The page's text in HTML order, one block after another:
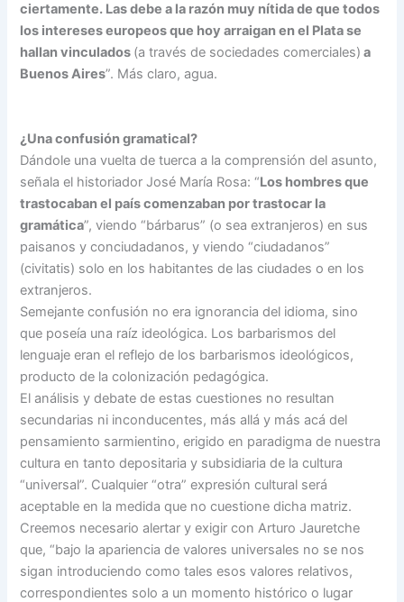
ciertamente. Las debe a la razón muy nítida de que todos
los intereses europeos que hoy arraigan en el Plata se
hallan vinculados (a través de sociedades comerciales) a
Buenos Aires”. Más claro, agua.
¿Una confusión gramatical?
Dándole una vuelta de tuerca a la comprensión del asunto,
señala el historiador José María Rosa: “Los hombres que
trastocaban el país comenzaban por trastocar la
gramática”, viendo “bárbarus” (o sea extranjeros) en sus
paisanos y conciudadanos, y viendo “ciudadanos”
(civitatis) solo en los habitantes de las ciudades o en los
extranjeros.
Semejante confusión no era ignorancia del idioma, sino
que poseía una raíz ideológica. Los barbarismos del
lenguaje eran el reflejo de los barbarismos ideológicos,
producto de la colonización pedagógica.
El análisis y debate de estas cuestiones no resultan
secundarias ni inconducentes, más allá y más acá del
pensamiento sarmientino, erigido en paradigma de nuestra
cultura en tanto depositaria y subsidiaria de la cultura
“universal”. Cualquier “otra” expresión cultural será
aceptable en la medida que no cuestione dicha matriz.
Creemos necesario alertar y exigir con Arturo Jauretche
que, “bajo la apariencia de valores universales no se nos
sigan introduciendo como tales esos valores relativos,
correspondientes solo a un momento histórico o lugar